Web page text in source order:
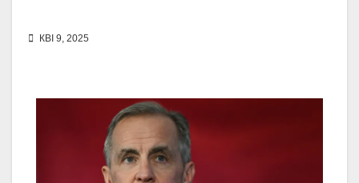
КВІ 9, 2025